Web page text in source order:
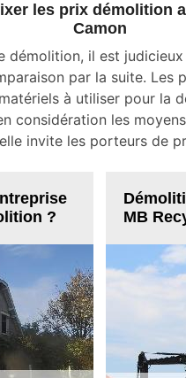
les prix démolition
Camon
démolition, il est
par la suite.
à utiliser pour la
considération les
invite les porteurs de
?
MB